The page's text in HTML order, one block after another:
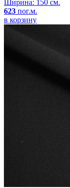
Ширина: 150 см.
623 пог.м.
в корзину